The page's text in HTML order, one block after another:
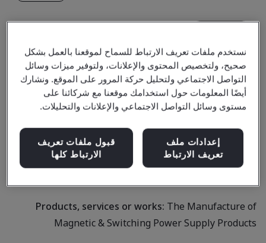
XP POWER VIETNAM
COMPANY LIMITED
Business scope:The Manufacture of Magnetic &
Switching Power Supply Products
Products, services or works:The Manufacture of
Magnetic & Switching Power Supply Products
نستخدم ملفات تعريف الارتباط للسماح لموقعنا بالعمل بشكل
صحيح، ولتخصيص المحتوى والإعلانات، ولتوفير ميزات وسائل
التواصل الاجتماعي ولتحليل حركة المرور على الموقع. ونشارك
أيضًا المعلومات حول استخدامك موقعنا مع شركائنا على
مستوى وسائل التواصل الاجتماعي والإعلانات والتحليلات.
إعدادات ملف
تعريف الارتباط
قبول ملفات تعريف
الارتباط كلها